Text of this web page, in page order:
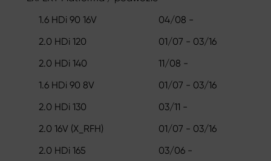
1.6 HDi 90 16V
04/08 -
2.0 HDi 120
01/07 - 03/16
2.0 HDi 140
11/08 -
1.6 HDi 90 8V
01/07 - 03/16
2.0 HDi 130
03/11 -
2.0 16V (X_RFH)
01/07 - 03/16
2.0 HDi 165
03/06 -